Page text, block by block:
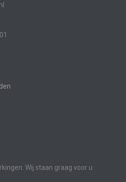
Wij staan graag voor u